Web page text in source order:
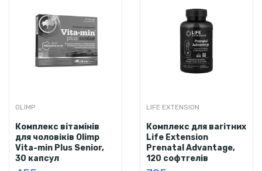
OLIMP
Комплекс вітамінів
для чоловіків Olimp
Vita-min Plus Senior,
30 капсул
LIFE EXTENSION
Комплекс для вагітних
Life Extension
Prenatal Advantage,
120 софтгелів